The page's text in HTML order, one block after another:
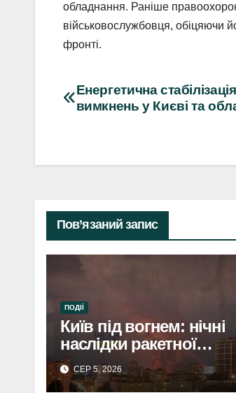
обладнання. Раніше
військовослужбовця, обіцяючи
фронті.
Навігація
Енергетична
вимкнень у Києві та
Пов’язаний запис
ПОДІЇ
Київ під вогнем: нічні
наслідки ракетної
атаки.
СЕР 5, 2026